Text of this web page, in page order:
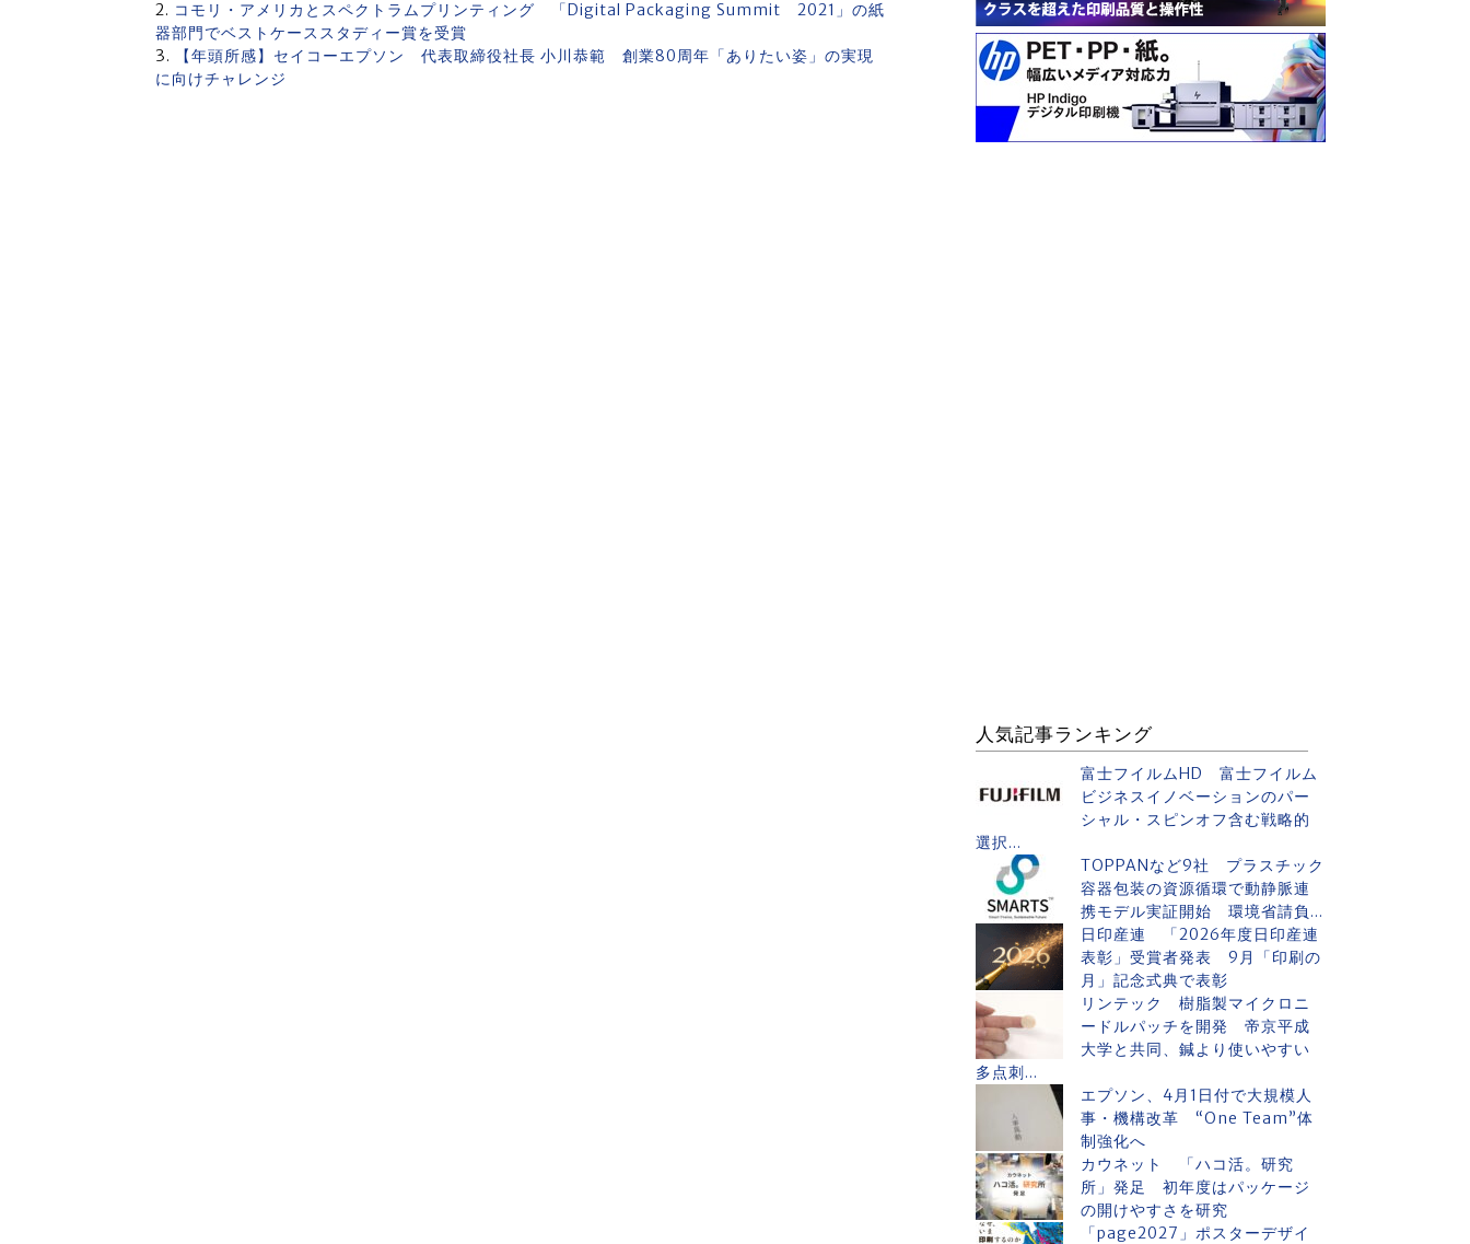
コモリ・アメリカとスペクトラムプリンティング 「Digital Packaging Summit 2021」の紙
器部門でベストケーススタディー賞を受賞
【年頭所感】セイコーエプソン 代表取締役社長 小川恭範 創業80周年「ありたい姿」の実現
に向けチャレンジ
人気記事ランキング
富士フイルムHD 富士フイルム
ビジネスイノベーションのパー
シャル・スピンオフ含む戦略的
選択...
TOPPANなど9社 プラスチック
容器包装の資源循環で動静脈連
携モデル実証開始 環境省請負...
日印産連 「2026年度日印産連
表彰」受賞者発表 9月「印刷の
月」記念式典で表彰
リンテック 樹脂製マイクロニ
ードルパッチを開発 帝京平成
大学と共同、鍼より使いやすい
多点刺...
エプソン、4月1日付で大規模人
事・機構改革 “One Team”体
制強化へ
カウネット 「ハコ活。研究
所」発足 初年度はパッケージ
の開けやすさを研究
「page2027」ポスターデザイ